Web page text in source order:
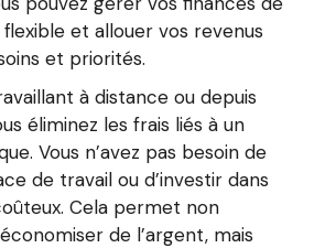
et allouer vos revenus
et priorités.
à distance ou depuis
éliminez les frais liés à un
Vous n’avez pas besoin de
de travail ou d’investir dans
Cela permet non
de l’argent, mais